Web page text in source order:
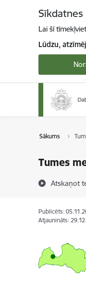
Sīkdatnes
Lai šī
Lūdzu,
Sākums
Tumes
Atskaņot
Publicēts:
Atjaunināts: